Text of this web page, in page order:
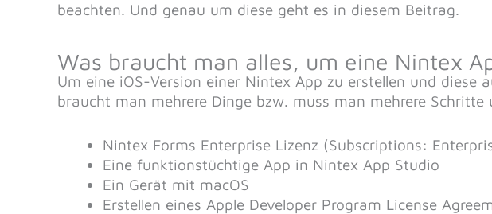
beachten. Und genau um diese geht es in diesem Beitrag.
Was braucht man alles, um eine Nintex
Um eine iOS-Version einer Nintex App zu erstellen und diese
braucht man mehrere Dinge bzw. muss man mehrere Schritte
Nintex Forms Enterprise Lizenz (Subscriptions:
Eine funktionstüchtige App in Nintex App Studio
Ein Gerät mit macOS
Erstellen eines Apple Developer Program License